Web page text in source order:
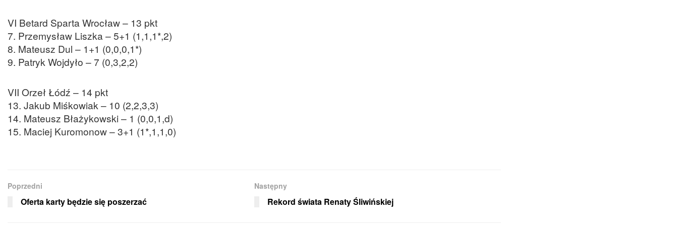
VI Betard Sparta Wrocław – 13 pkt
7. Przemysław Liszka – 5+1 (1,1,1*,2)
8. Mateusz Dul – 1+1 (0,0,0,1*)
9. Patryk Wojdyło – 7 (0,3,2,2)
VII Orzeł Łódź – 14 pkt
13. Jakub Miśkowiak – 10 (2,2,3,3)
14. Mateusz Błażykowski – 1 (0,0,1,d)
15. Maciej Kuromonow – 3+1 (1*,1,1,0)
Poprzedni
Oferta karty będzie się poszerzać
Następny
Rekord świata Renaty Śliwińskiej